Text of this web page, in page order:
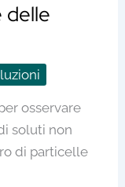
delle
osservare
soluti non
di particelle